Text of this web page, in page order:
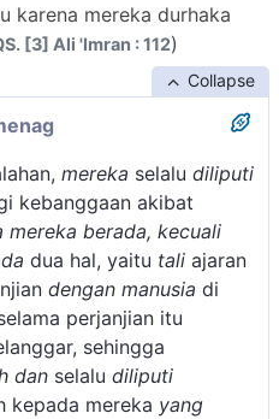
karena mereka durhaka
[3] Ali 'Imran : 112)
Collapse
mereka selalu diliputi
kebanggaan akibat
mereka berada, kecuali
dua hal, yaitu tali ajaran
dengan manusia di
perjanjian itu
sehingga
dan selalu diliputi
kepada mereka yang